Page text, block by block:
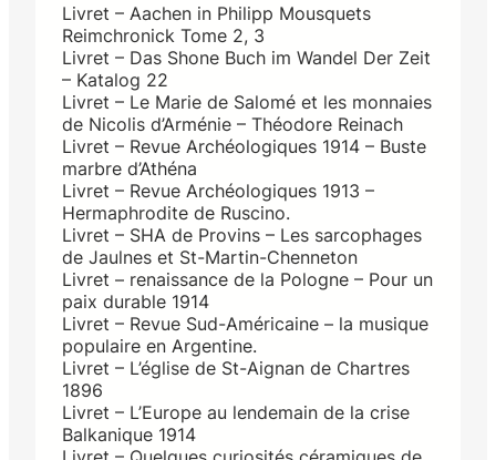
Livret – Aachen in Philipp Mousquets
Reimchronick Tome 2, 3
Livret – Das Shone Buch im Wandel Der Zeit
– Katalog 22
Livret – Le Marie de Salomé et les monnaies
de Nicolis d’Arménie – Théodore Reinach
Livret – Revue Archéologiques 1914 – Buste
marbre d’Athéna
Livret – Revue Archéologiques 1913 –
Hermaphrodite de Ruscino.
Livret – SHA de Provins – Les sarcophages
de Jaulnes et St-Martin-Chenneton
Livret – renaissance de la Pologne – Pour un
paix durable 1914
Livret – Revue Sud-Américaine – la musique
populaire en Argentine.
Livret – L’église de St-Aignan de Chartres
1896
Livret – L’Europe au lendemain de la crise
Balkanique 1914